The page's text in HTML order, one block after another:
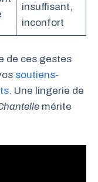
insuffisant,
inconfort
de ces gestes
soutiens-
. Une lingerie de
mérite